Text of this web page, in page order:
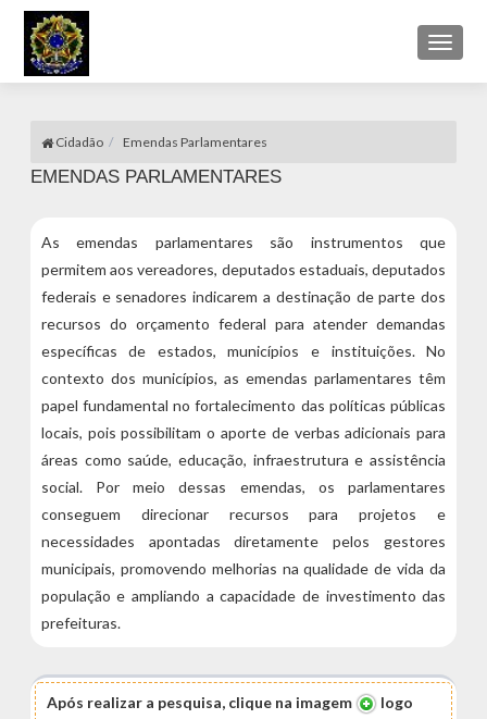
Toggle
Cidadão Emendas Parlamentares
EMENDAS PARLAMENTARES
As emendas parlamentares são instrumentos que
permitem aos vereadores, deputados estaduais, deputados
federais e senadores indicarem a destinação de parte dos
recursos do orçamento federal para atender demandas
específicas de estados, municípios e instituições. No
contexto dos municípios, as emendas parlamentares têm
papel fundamental no fortalecimento das políticas públicas
locais, pois possibilitam o aporte de verbas adicionais para
áreas como saúde, educação, infraestrutura e assistência
social. Por meio dessas emendas, os parlamentares
conseguem direcionar recursos para projetos e
necessidades apontadas diretamente pelos gestores
municipais, promovendo melhorias na qualidade de vida da
população e ampliando a capacidade de investimento das
prefeituras.
Após realizar a pesquisa, clique na imagem
logo